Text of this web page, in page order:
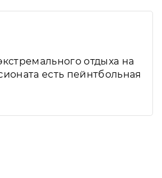
отдыха на
есть пейнтбольная